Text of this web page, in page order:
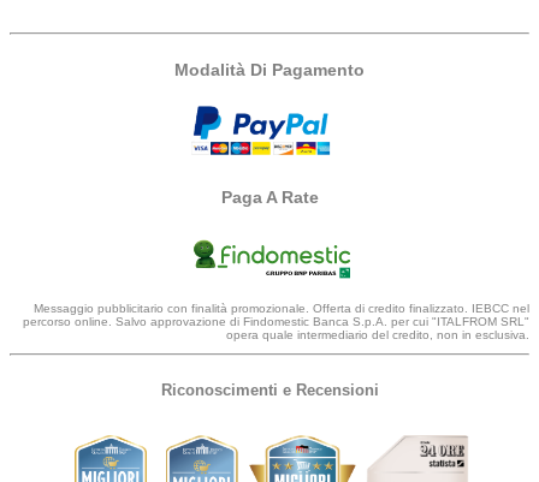
Modalità Di Pagamento
Paga A Rate
Messaggio pubblicitario con finalità promozionale. Offerta di credito finalizzato. IEBCC nel
percorso online. Salvo approvazione di Findomestic Banca S.p.A. per cui "ITALFROM SRL"
opera quale intermediario del credito, non in esclusiva.
Riconoscimenti e Recensioni